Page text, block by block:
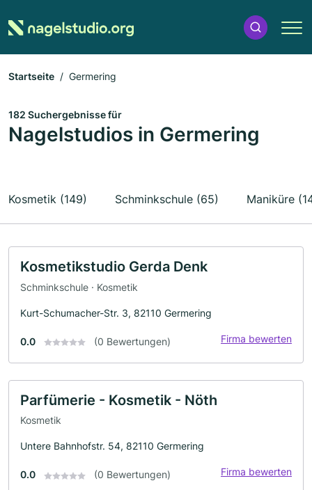
Startseite Germering
182 Suchergebnisse für
Nagelstudios in Germering
Kosmetik (149) Schminkschule (65) Maniküre
Kosmetikstudio Gerda Denk
Schminkschule · Kosmetik
Kurt-Schumacher-Str. 3, 82110 Germering
0.0 (0 Bewertungen) Firma bewerten
Parfümerie - Kosmetik - Nöth
Kosmetik
Untere Bahnhofstr. 54, 82110 Germering
0.0 (0 Bewertungen) Firma bewerten